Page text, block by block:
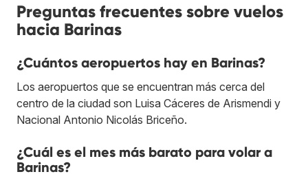
Preguntas frecuentes sobre vuelos
hacia Barinas
¿Cuántos aeropuertos hay en Barinas?
Los aeropuertos que se encuentran más cerca del
centro de la ciudad son Luisa Cáceres de Arismendi y
Nacional Antonio Nicolás Briceño.
¿Cuál es el mes más barato para volar a
Barinas?